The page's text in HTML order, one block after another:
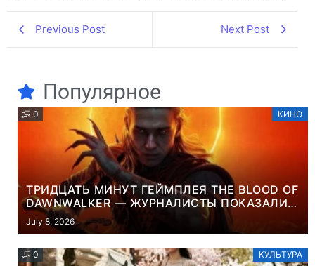
Previous Post Next Post
Популярное
0 КИНО
ТРИДЦАТЬ МИНУТ ГЕЙМПЛЕЯ THE BLOOD OF
DAWNWALKER — ЖУРНАЛИСТЫ ПОКАЗАЛИ
НАЧАЛО НОВОЙ ИГРЫ ОТ ВЕТЕРАНОВ CD
PROJEKT RED
July 8, 2026
0 КУЛЬТУРА